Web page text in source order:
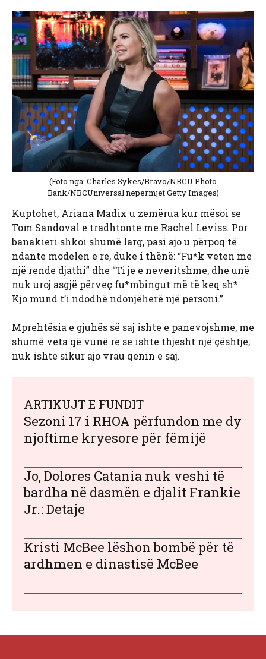
(Foto nga: Charles Sykes/Bravo/NBCU Photo
Bank/NBCUniversal nëpërmjet Getty Images)
Kuptohet, Ariana Madix u zemërua kur mësoi se
Tom Sandoval e tradhtonte me Rachel Leviss. Por
banakieri shkoi shumë larg, pasi ajo u përpoq të
ndante modelen e re, duke i thënë: “Fu*k veten me
një rende djathi” dhe “Ti je e neveritshme, dhe unë
nuk uroj asgjë përveç fu*mbingut më të keq sh*
Kjo mund t’i ndodhë ndonjëherë një personi.”
Mprehtësia e gjuhës së saj ishte e panevojshme, me
shumë veta që vunë re se ishte thjesht një çështje;
nuk ishte sikur ajo vrau qenin e saj.
ARTIKUJT E FUNDIT
Sezoni 17 i RHOA përfundon me dy
njoftime kryesore për fëmijë
Jo, Dolores Catania nuk veshi të
bardha në dasmën e djalit Frankie
Jr.: Detaje
Kristi McBee lëshon bombë për të
ardhmen e dinastisë McBee